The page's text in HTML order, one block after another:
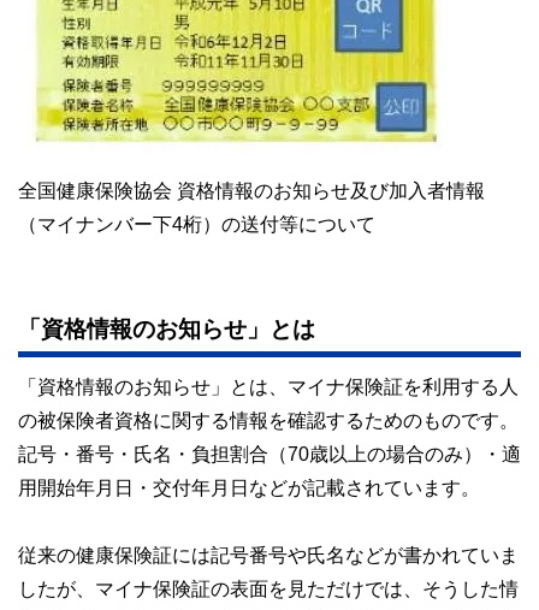
全国健康保険協会 資格情報のお知らせ及び加入者情報
（マイナンバー下4桁）の送付等について
「資格情報のお知らせ」とは
「資格情報のお知らせ」とは、マイナ保険証を利用する人
の被保険者資格に関する情報を確認するためのものです。
記号・番号・氏名・負担割合（70歳以上の場合のみ）・適
用開始年月日・交付年月日などが記載されています。
従来の健康保険証には記号番号や氏名などが書かれていま
したが、マイナ保険証の表面を見ただけでは、そうした情